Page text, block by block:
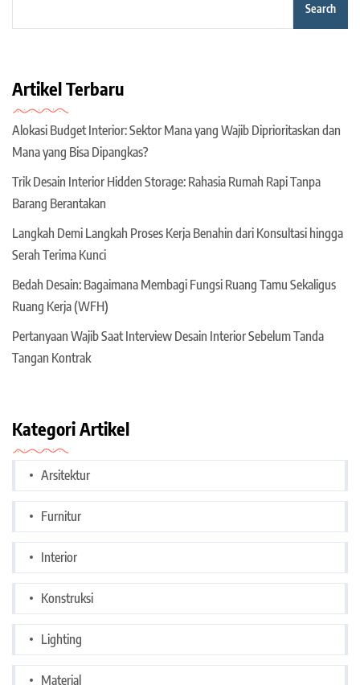
Search
Artikel Terbaru
Alokasi Budget Interior: Sektor Mana yang Wajib Diprioritaskan dan
Mana yang Bisa Dipangkas?
Trik Desain Interior Hidden Storage: Rahasia Rumah Rapi Tanpa
Barang Berantakan
Langkah Demi Langkah Proses Kerja Benahin dari Konsultasi hingga
Serah Terima Kunci
Bedah Desain: Bagaimana Membagi Fungsi Ruang Tamu Sekaligus
Ruang Kerja (WFH)
Pertanyaan Wajib Saat Interview Desain Interior Sebelum Tanda
Tangan Kontrak
Kategori Artikel
Arsitektur
Furnitur
Interior
Konstruksi
Lighting
Material